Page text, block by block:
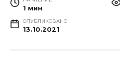
1 мин
ОПУБЛИКОВАНО
13.10.2021